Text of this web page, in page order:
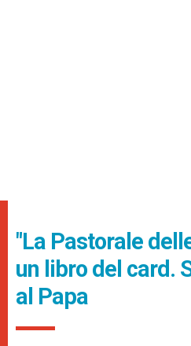
"La Pastorale
un libro del card.
al Papa